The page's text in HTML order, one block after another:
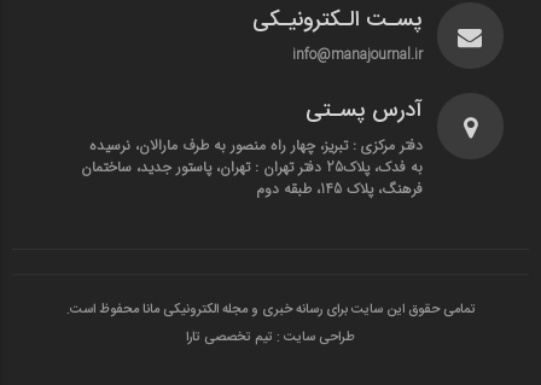
پسـت الـکترونیـکی
info@manajournal.ir
آدرس پسـتی
دفتر مرکزی : تبریز، چهار راه منصور به طرف مارالان، نرسیده
به فدک، پلاک25 دفتر تهران : تهران، پاستور جدید، ساختمان
فرهنگ، پلاک 145، طبقه دوم
تمامی حقوق این سایت برای رسانه خبری و مجله الکترونیکی مانا محفوظ است.
طراحی سایت : تیم تخصصی تارا